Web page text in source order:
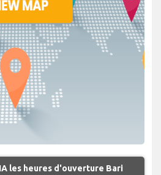
les heures d'ouverture Bari